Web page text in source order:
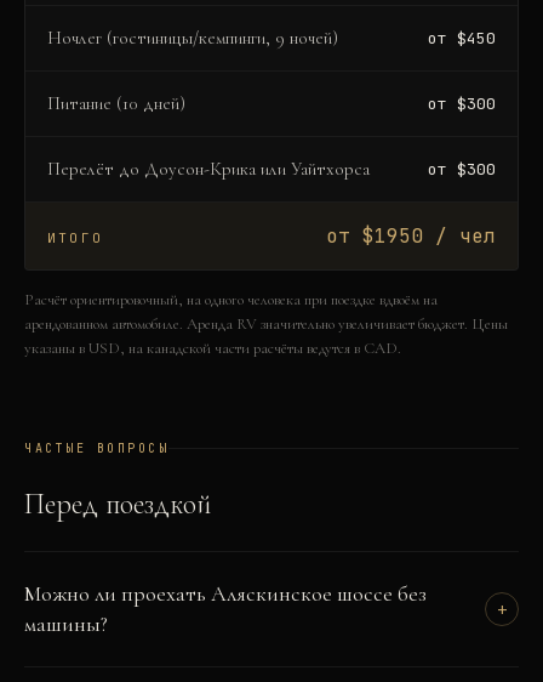
Ночлег (гостиницы/кемпинги, 9 ночей) от $450
Питание (10 дней) от $300
Перелёт до Доусон-Крика или Уайтхорса от $300
ИТОГО от $1950 / чел
Расчёт ориентировочный, на одного человека при поездке вдвоём на
арендованном автомобиле. Аренда RV значительно увеличивает бюджет. Цены
указаны в USD, на канадской части расчёты ведутся в CAD.
ЧАСТЫЕ ВОПРОСЫ
Перед поездкой
Можно ли проехать Аляскинское шоссе без
машины?
+